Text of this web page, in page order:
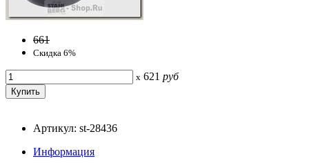
661
Скидка 6%
x 621 руб
Артикул: st-28436
Информация